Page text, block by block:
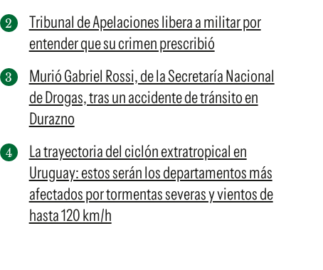
Tribunal de Apelaciones libera a militar por
entender que su crimen prescribió
Murió Gabriel Rossi, de la Secretaría Nacional
de Drogas, tras un accidente de tránsito en
Durazno
La trayectoria del ciclón extratropical en
Uruguay: estos serán los departamentos más
afectados por tormentas severas y vientos de
hasta 120 km/h